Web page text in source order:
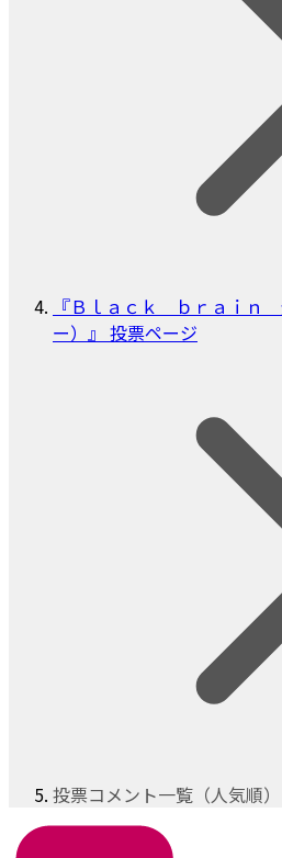
『Ｂｌａｃｋ ｂｒａｉｎ
ー）』 投票ページ
投票コメント一覧（人気順）